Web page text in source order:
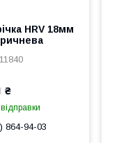
HRV 18мм
11840
₴
864-94-03